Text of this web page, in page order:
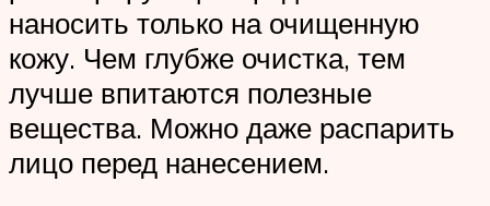
наносить только на очищенную
кожу. Чем глубже очистка, тем
лучше впитаются полезные
вещества. Можно даже распарить
лицо перед нанесением.